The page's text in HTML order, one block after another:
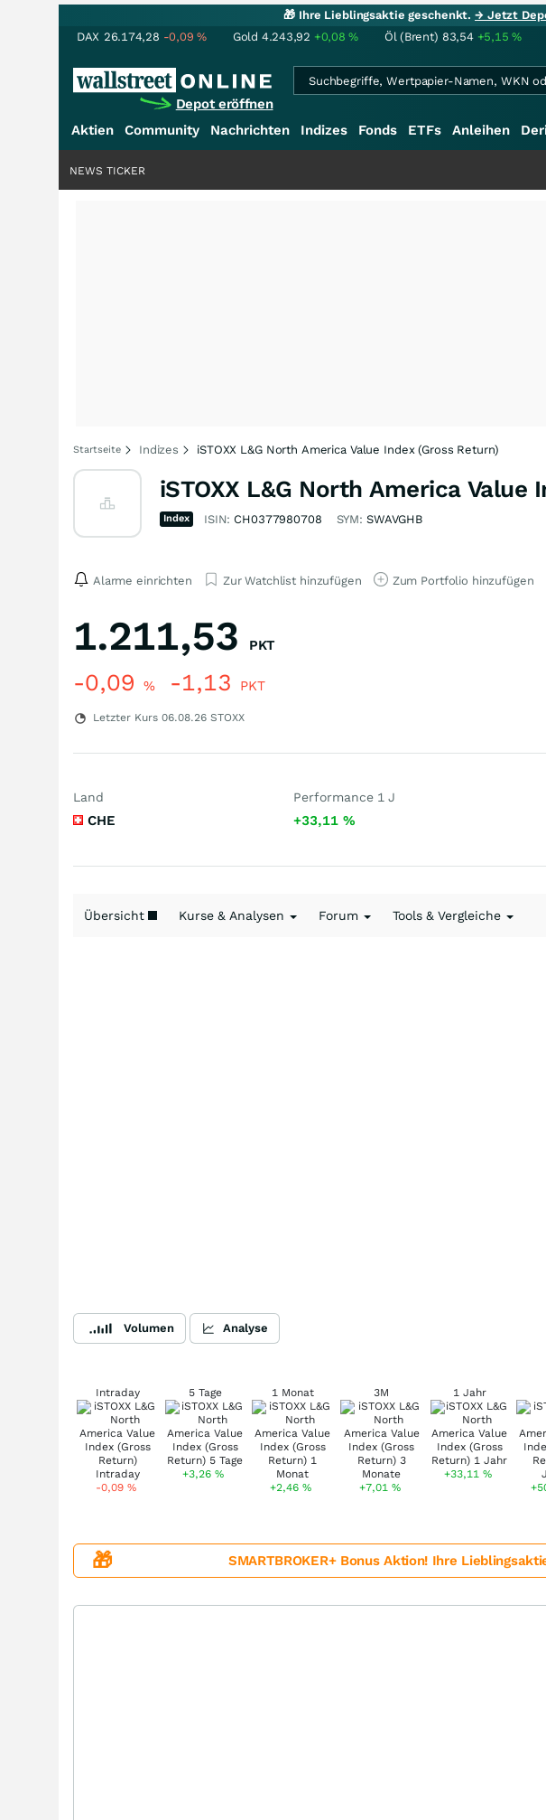
🎁 Ihre Lieblingsaktie geschenkt.→ Jetzt
DAX 26.174,28 -0,09% Gold 4.243,92 +0,08% Öl (Brent) 83,54 +5,15%
Depot eröffnen
Aktien Community Nachrichten Indizes Fonds ETFs Anleihen
NEWS TICKER
Startseite Indizes iSTOXX L&G North America Value Index (Gross Return)
iSTOXX L&G North America Value
Index ISIN: CH0377980708 SYM: SWAVGHB
Alarme einrichten Zur Watchlist hinzufügen Zum Portfolio hinzufügen
1.211,53 PKT
-0,09 % -1,13 PKT
Letzter Kurs 06.08.26 STOXX
Land
CHE
Performance 1 J
+33,11 %
Übersicht Kurse & Analysen Forum Tools & Vergleiche
Volumen Analyse
Intraday
-0,09 %
5 Tage
+3,26%
1 Monat
+2,46%
3M
+7,01 %
1 Jahr
+33,11 %
🎁 SMARTBROKER+ Bonus Aktion! Ihre